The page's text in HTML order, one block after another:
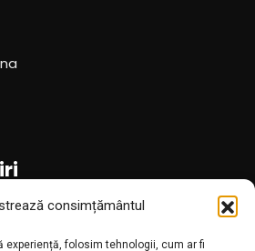
consimțământul
experiență, folosim tehnologii, cum ar fi
a primi cele mai noi stiri din partea